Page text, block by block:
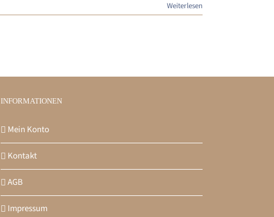
Weiterlesen
INFORMATIONEN
Mein Konto
Kontakt
AGB
Impressum